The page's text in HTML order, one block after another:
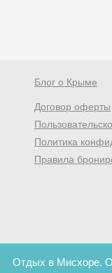
Блог о Крыме
Договор оферты
Политика
Правила
Отдых в Мисхоре.